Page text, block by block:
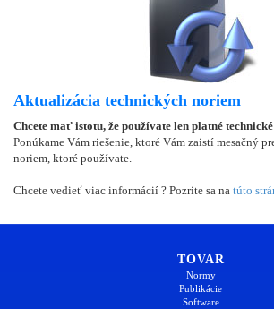
Aktualizácia technických noriem
Chcete mať istotu, že používate len platné
Ponúkame Vám riešenie, ktoré Vám zaistí mesačný
noriem, ktoré používate.
Chcete vedieť viac informácií ? Pozrite sa na túto
TOVAR
Normy
Publikácie
Software